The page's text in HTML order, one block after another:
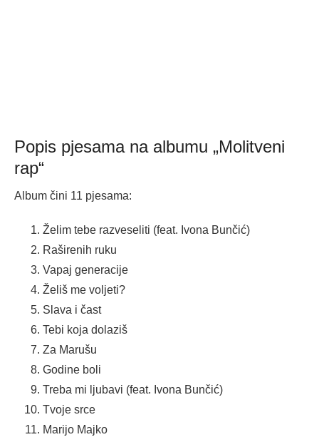
Popis pjesama na albumu „Molitveni
rap“
Album čini 11 pjesama:
Želim tebe razveseliti (feat. Ivona Bunčić)
Raširenih ruku
Vapaj generacije
Želiš me voljeti?
Slava i čast
Tebi koja dolaziš
Za Marušu
Godine boli
Treba mi ljubavi (feat. Ivona Bunčić)
Tvoje srce
Marijo Majko